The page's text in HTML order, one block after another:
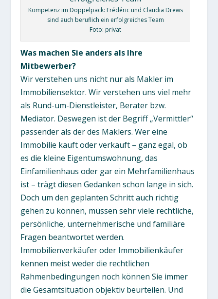
Kompetenz im Doppelpack: Frédéric und Claudia Drews
sind auch beruflich ein erfolgreiches Team
Foto: privat
Was machen Sie anders als Ihre
Mitbewerber?
Wir verstehen uns nicht nur als Makler im
Immobiliensektor. Wir verstehen uns viel mehr
als Rund-um-Dienstleister, Berater bzw.
Mediator. Deswegen ist der Begriff „Vermittler“
passender als der des Maklers. Wer eine
Immobilie kauft oder verkauft – ganz egal, ob
es die kleine Eigentumswohnung, das
Einfamilienhaus oder gar ein Mehrfamilienhaus
ist – trägt diesen Gedanken schon lange in sich.
Doch um den geplanten Schritt auch richtig
gehen zu können, müssen sehr viele rechtliche,
persönliche, unternehmerische und familiäre
Fragen beantwortet werden.
Immobilienverkäufer oder Immobilienkäufer
kennen meist weder die rechtlichen
Rahmenbedingungen noch können Sie immer
die Gesamtsituation objektiv beurteilen. Und